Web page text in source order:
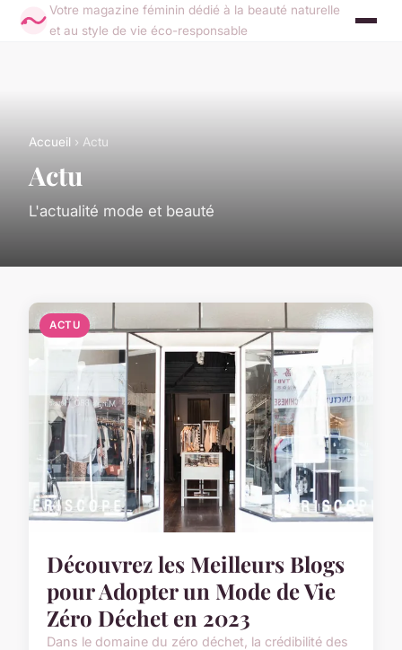
Votre magazine féminin dédié à la beauté naturelle
et au style de vie éco-responsable
Accueil › Actu
Actu
L'actualité mode et beauté
ACTU
Découvrez les Meilleurs Blogs
pour Adopter un Mode de Vie
Zéro Déchet en 2023
Dans le domaine du zéro déchet, la crédibilité des